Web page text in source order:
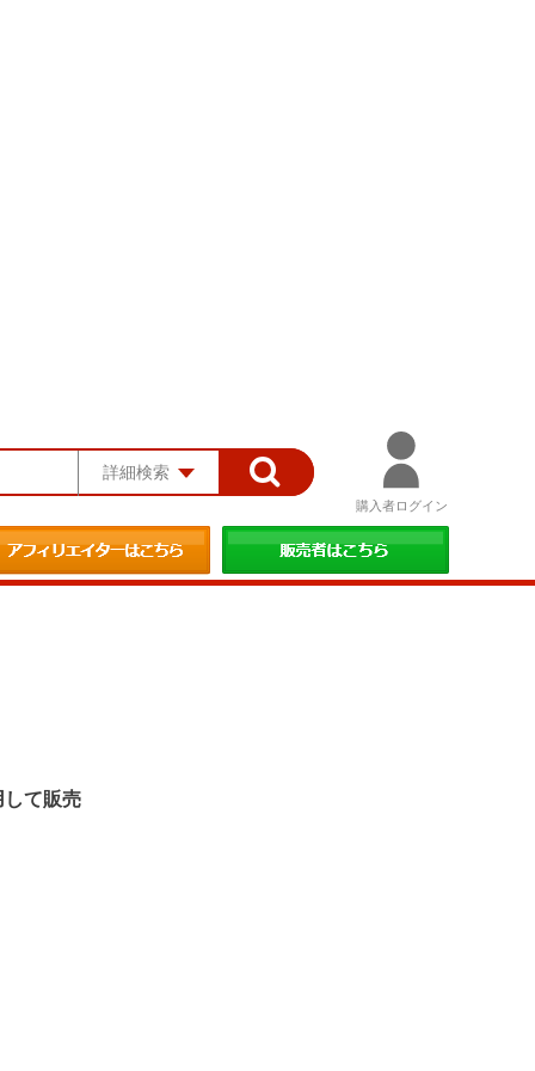
詳細検索
購入者ログイン
して販売